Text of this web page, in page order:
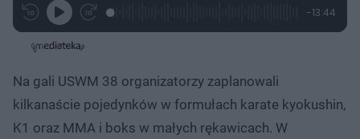
G
j
P
z
e
w
1
s
o
z
ń
1
0
s
d
o
L
o
a
:
1
.
8
%
P
o
a
s
-13:44
Na gali USWM 38 organizatorzy zaplanowali
kilkanaście pojedynków w formułach karate kyokushin,
K1 oraz MMA i boks w małych rękawicach. W